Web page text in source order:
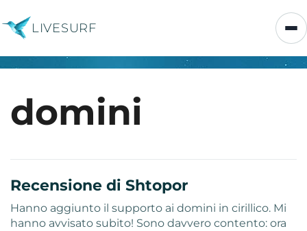
LIVESURF
domini
Recensione di Shtopor
Hanno aggiunto il supporto ai domini in cirillico. Mi
hanno avvisato subito! Sono davvero contento: ora